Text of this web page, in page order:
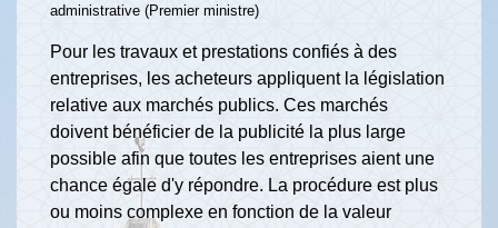
administrative (Premier ministre)
Pour les travaux et prestations confiés à des
entreprises, les acheteurs appliquent la législation
relative aux marchés publics. Ces marchés
doivent bénéficier de la publicité la plus large
possible afin que toutes les entreprises aient une
chance égale d'y répondre. La procédure est plus
ou moins complexe en fonction de la valeur